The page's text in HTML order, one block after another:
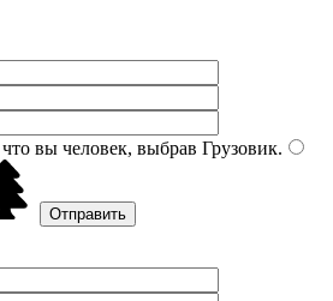
вы человек, выбрав Грузовик.